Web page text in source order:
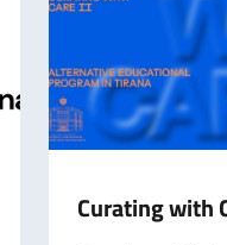
Curating with